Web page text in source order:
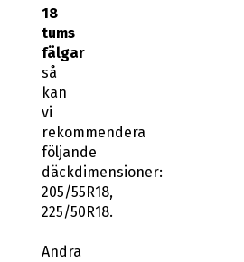
18
tums
fälgar
så
kan
vi
rekommendera
följande
däckdimensioner:
205/55R18,
225/50R18.
Andra